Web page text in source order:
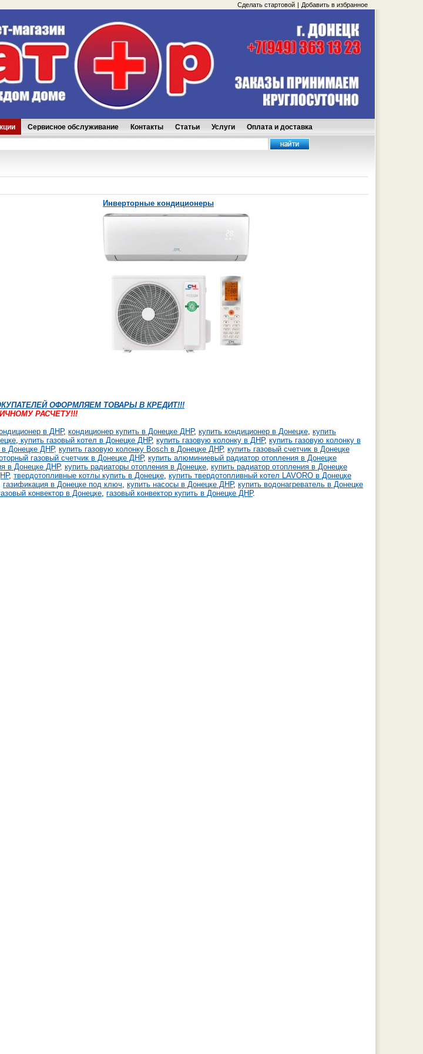
Сделать стартовой | Добавить в избранное
Сервисное обслуживание Контакты Статьи Услуги
Оплата и доставка
Инверторные кондиционеры
ОФОРМЛЯЕМ ТОВАРЫ В КРЕДИТ!!!
РАСЧЕТУ!!!
в ДНР, кондиционер купить в Донецке ДНР, купить кондиционер в Донецке, купить
, купить газовый котел в Донецке ДНР, купить газовую колонку в ДНР, купить газовую колонку в
в Донецке ДНР, купить газовую колонку Bosch в Донецке ДНР, купить газовый счетчик в Донецке
газовый счетчик в Донецке ДНР, купить алюминиевый радиатор отопления в Донецке
в Донецке ДНР, купить радиаторы отопления в Донецке, купить радиатор отопления в Донецке
, твердотопливные котлы купить в Донецке, купить твердотопливный котел LAVORO в Донецке
газификация в Донецке под ключ, купить насосы в Донецке ДНР, купить водонагреватель в Донецке
конвектор в Донецке, газовый конвектор купить в Донецке ДНР.